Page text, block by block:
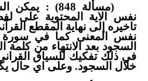
(مسألة 848) :
نفس الاية المحتوية على
تاخيره إلى نهاية المقطع
نفس المعنى كما في سورة
السجود بعد الانتهاء من
في ذلك تفكيك للسياق
خلال السجود. وعلى اي حال